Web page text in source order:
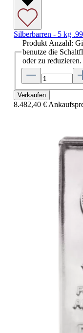
Silberbarren - 5 kg
Produkt Anzahl:
benutze die
oder zu reduzieren.
Verkaufen
8.482,40 €